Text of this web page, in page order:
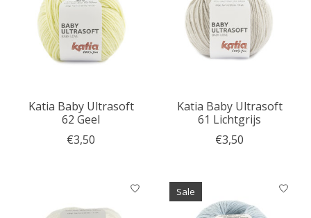
Katia Baby Ultrasoft
62 Geel
€3,50
Katia Baby Ultrasoft
61 Lichtgrijs
€3,50
Sale